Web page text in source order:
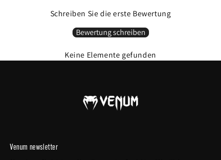
Schreiben Sie die erste Bewertung
Bewertung schreiben
Keine Elemente gefunden
Venum newsletter